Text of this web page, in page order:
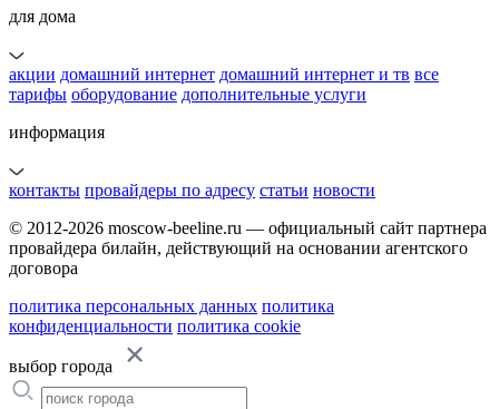
для дома
акции домашний интернет домашний интернет и тв все
тарифы оборудование дополнительные услуги
информация
контакты провайдеры по адресу статьи новости
© 2012-2026 moscow-beeline.ru — официальный сайт партнера
провайдера билайн, действующий на основании агентского
договора
политика персональных данных политика
конфиденциальности политика cookie
выбор города